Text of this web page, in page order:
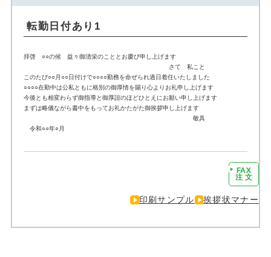
転勤日付あり1
拝啓 ○○の候 益々御清栄のこととお慶び申し上げます
さて 私こと
このたび○○月○○日付けで○○○○勤務を命ぜられ過日着任いたしました
○○○○在勤中は公私ともに格別の御厚情を賜り心よりお礼申し上げます
今後とも相変わらず御指導と御厚誼のほどひとえにお願い申し上げます
まずは略儀ながら書中をもってお礼かたがた御挨拶申し上げます
敬具
令和○○年○月
FAX
注 文
印刷サンプル 挨拶状マナー